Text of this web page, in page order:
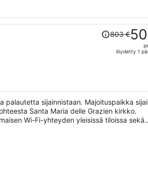
Hinta
oli
803 €,
per
henkilö
803 €
löydetty 1
palautetta sijainnistaan. Majoituspaikka
Santa Maria delle Grazien kirkko.
Wi-Fi-yhteyden yleisissä tiloissa sekä